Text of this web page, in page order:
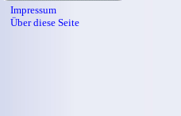
Impressum
Über diese Seite